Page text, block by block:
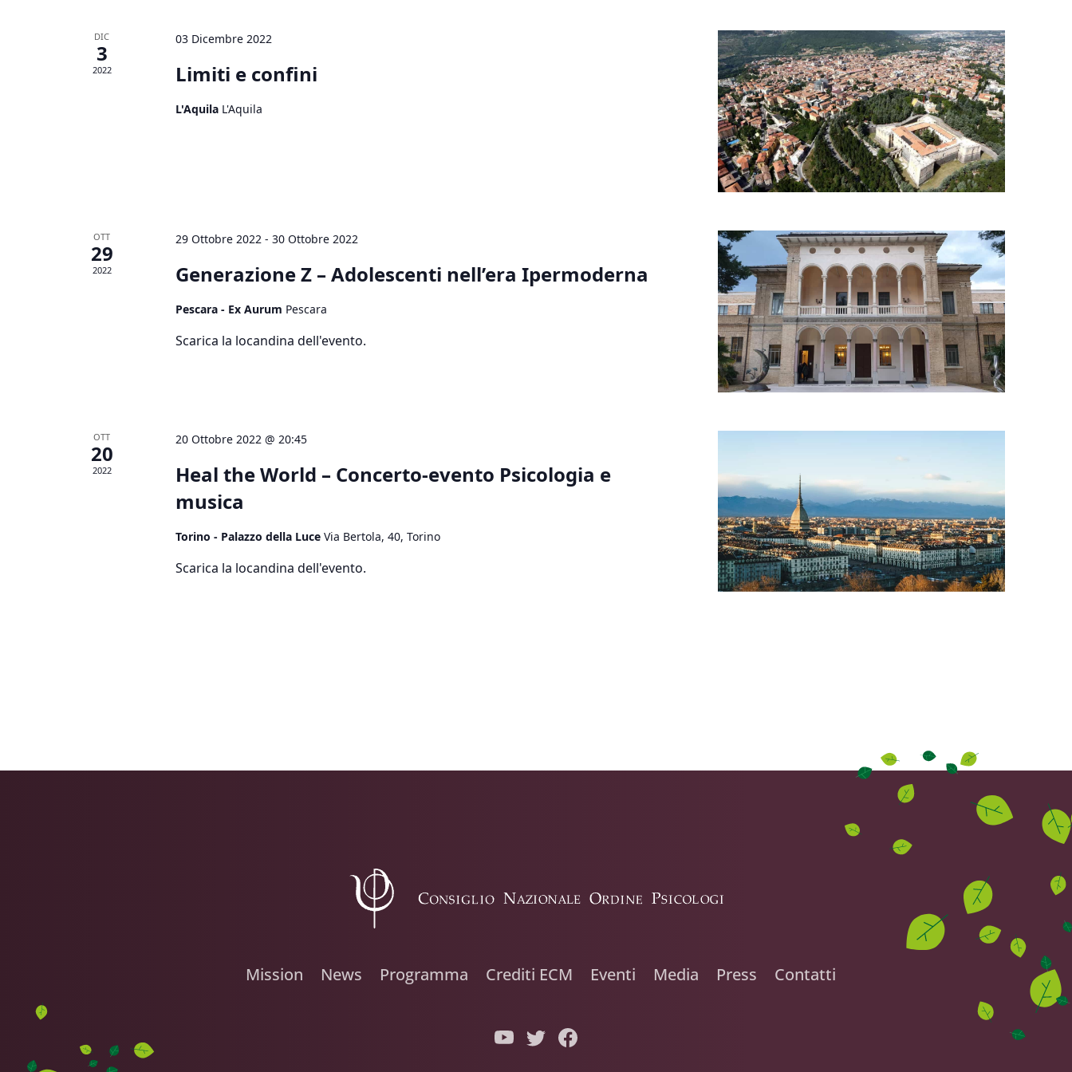
DIC
3
2022
03 Dicembre 2022
Limiti e confini
L'Aquila L'Aquila
OTT
29
2022
29 Ottobre 2022- 30 Ottobre 2022
Generazione Z – Adolescenti nell’era Ipermoderna
Pescara - Ex Aurum Pescara
Scarica la locandina dell'evento.
OTT
20
2022
20 Ottobre 2022 @ 20:45
Heal the World – Concerto-evento Psicologia e
musica
Torino - Palazzo della Luce Via Bertola, 40, Torino
Scarica la locandina dell'evento.
Mission News Programma Crediti ECM Eventi Media Press Contatti